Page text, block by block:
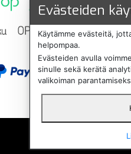
Evästeiden
Käytämme evästeitä,
helpompaa.
Evästeiden avulla
sinulle sekä kerätä
valikoiman